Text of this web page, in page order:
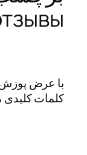
با عرض
کلمات کلیدی